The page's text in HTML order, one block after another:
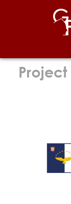
Foundation
Project